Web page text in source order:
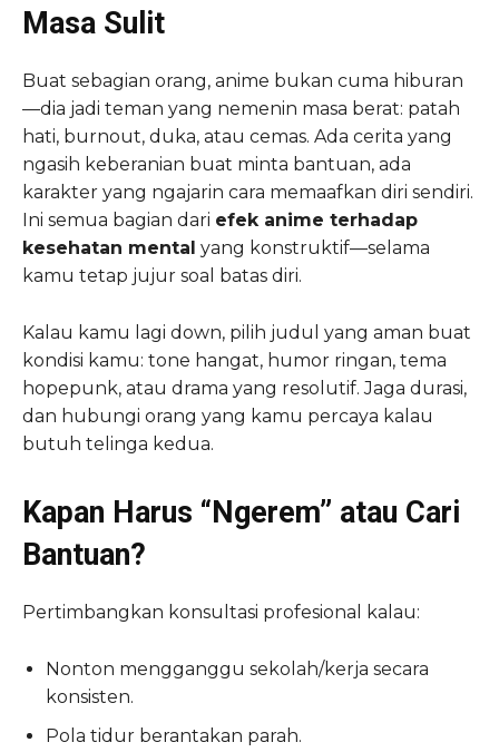
Masa Sulit
Buat sebagian orang, anime bukan cuma hiburan
—dia jadi teman yang nemenin masa berat: patah
hati, burnout, duka, atau cemas. Ada cerita yang
ngasih keberanian buat minta bantuan, ada
karakter yang ngajarin cara memaafkan diri sendiri.
Ini semua bagian dari efek anime terhadap
kesehatan mental yang konstruktif—selama
kamu tetap jujur soal batas diri.
Kalau kamu lagi down, pilih judul yang aman buat
kondisi kamu: tone hangat, humor ringan, tema
hopepunk, atau drama yang resolutif. Jaga durasi,
dan hubungi orang yang kamu percaya kalau
butuh telinga kedua.
Kapan Harus “Ngerem” atau Cari
Bantuan?
Pertimbangkan konsultasi profesional kalau:
Nonton mengganggu sekolah/kerja secara
konsisten.
Pola tidur berantakan parah.